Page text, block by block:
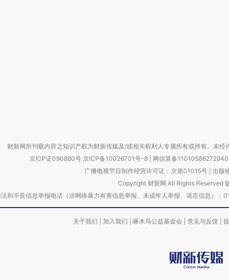
财新网所刊载内容之知识产权为财新传媒及/或相关权利人专属所有或持有。未经
京ICP证090880号 京ICP备10026701号-8 网信算备
广播电视节目制作经营许可证：京第01015号| 出版
Copyright 财新网 All Rights Reserved
法和不良信息举报电话（涉网络暴力有害信息举报、未成年人举报、谣言信息
关于我们 加入我们 啄木鸟公益基金会 意见与反馈